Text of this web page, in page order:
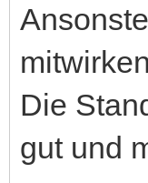
Die
gut und